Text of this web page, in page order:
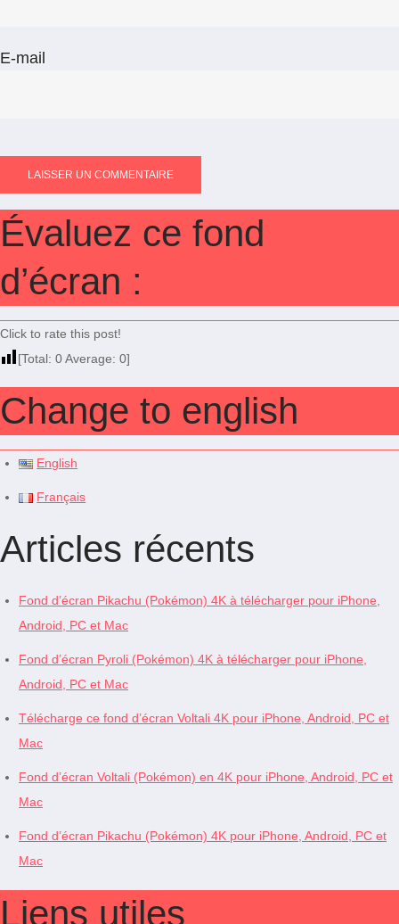
E-mail
Évaluez ce fond
d’écran :
Click to rate this post!
[Total: 0Average: 0]
Change to english
English
Français
Articles récents
Fond d’écran Pikachu (Pokémon) 4K à télécharger pour iPhone,
Android, PC et Mac
Fond d’écran Pyroli (Pokémon) 4K à télécharger pour iPhone,
Android, PC et Mac
Télécharge ce fond d’écran Voltali 4K pour iPhone, Android, PC et
Mac
Fond d’écran Voltali (Pokémon) en 4K pour iPhone, Android, PC et
Mac
Fond d’écran Pikachu (Pokémon) 4K pour iPhone, Android, PC et
Mac
Liens utiles